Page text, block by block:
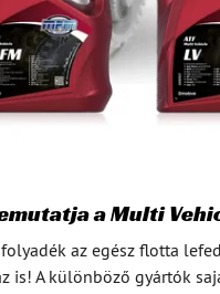
a Multi
folyadék az egész flotta
is! A különböző gyártók